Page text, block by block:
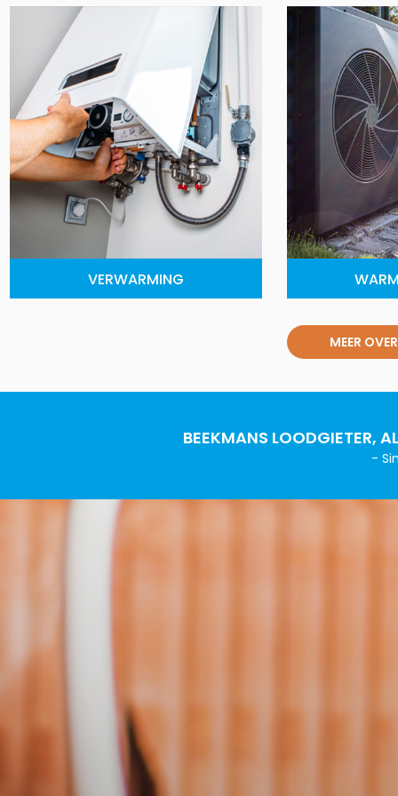
VERWARMING
MEER
BEEKMANS LOODGIETER,
-